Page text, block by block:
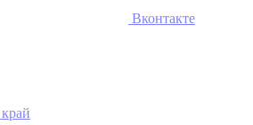
Вконтакте